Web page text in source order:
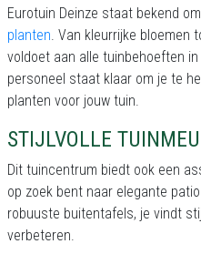
Eurotuin Deinze staat bekend
planten. Van kleurrijke bloemen
voldoet aan alle tuinbehoeften
personeel staat klaar om je te
planten voor jouw tuin.
STIJLVOLLE
Dit tuincentrum biedt ook een
op zoek bent naar elegante
robuuste buitentafels, je vindt
verbeteren.